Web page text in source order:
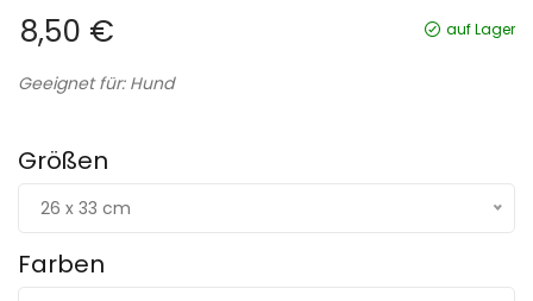
8,50 € auf Lager
Geeignet für: Hund
Größen
26 x 33 cm
Farben